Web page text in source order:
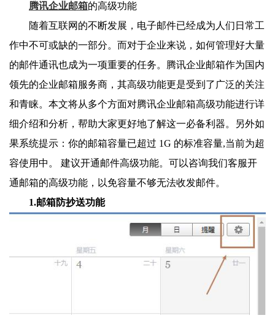
腾讯企业邮箱的高级功能
随着互联网的不断发展，电子邮件已经成为人们日常工
作中不可或缺的一部分。而对于企业来说，如何管理好大量
的邮件通讯也成为一项重要的任务。腾讯企业邮箱作为国内
领先的企业邮箱服务商，其高级功能更是受到了广泛的关注
和青睐。本文将从多个方面对腾讯企业邮箱高级功能进行详
细介绍和分析，帮助大家更好地了解这一必备利器。另外如
果系统提示：你的邮箱容量已超过 1G 的标准容量,当前为超
容使用中。 建议开通邮件高级功能。可以咨询我们客服开
通邮箱的高级功能，以免容量不够无法收发邮件。
1.邮箱防抄送功能